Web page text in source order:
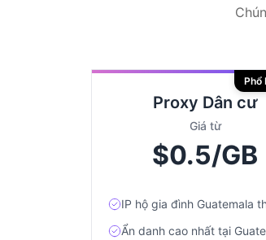
Proxy Dân cư
Giá từ
$0.5/GB
IP hộ gia đình Guatemala
Ẩn danh cao nhất tại
Phổ